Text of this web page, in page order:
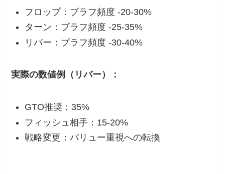
フロップ：ブラフ頻度 -20-30%
ターン：ブラフ頻度 -25-35%
リバー：ブラフ頻度 -30-40%
実際の数値例（リバー）：
GTO推奨：35%
フィッシュ相手：15-20%
戦略変更：バリュー重視への転換